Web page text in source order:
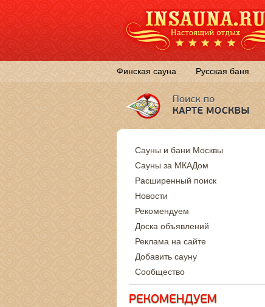
Финская сауна Русская баня
Сауны и бани Москвы
Сауны за МКАДом
Расширенный поиск
Новости
Рекомендуем
Доска объявлений
Реклама на сайте
Добавить сауну
Сообщество